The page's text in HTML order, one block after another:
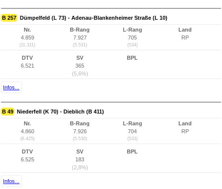
B 257 Dümpelfeld (L 73) - Adenau-Blankenheimer Straße (L 10)
Nr.
4.859
(11.311)
B-Rang
7.927
(5.531)
L-Rang
705
(534)
Land
RP
DTV
6.521
SV
365
(5,6%)
BPL
Infos...
B 49 Niederfell (K 70) - Dieblich (B 411)
Nr.
4.860
(6.425)
B-Rang
7.926
(5.530)
L-Rang
704
(533)
Land
RP
DTV
6.525
SV
183
(2,8%)
BPL
Infos...